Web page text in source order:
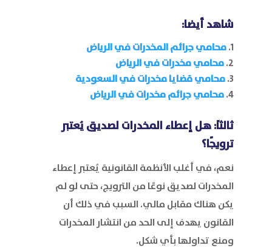
شاهد أيضا:
محامي جرائم المخدرات في الرياض
محامي مخدرات في الرياض
محامي قضايا مخدرات في السعودية
محامي جرائم مخدرات في الرياض
ثالثاً: هل إعطاء المخدرات لصديق يُعتبر
ترويجًا؟
نعم، في أغلب الأنظمة القانونية يُعتبر إعطاء
المخدرات لصديق نوعًا من الترويج، حتى لو لم
يكن هناك مقابل مالي. السبب في ذلك أن
القانون يهدف إلى الحد من انتشار المخدرات
ومنع تداولها بأي شكل.